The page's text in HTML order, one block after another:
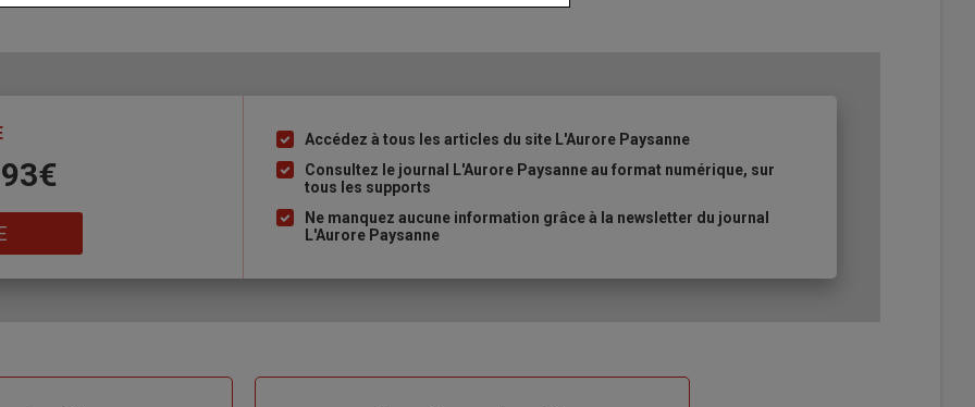
Liste
à
puce
Accédez à tous les articles du site L'Aurore Paysanne
Consultez le journal L'Aurore Paysanne au format numérique, sur
tous les supports
Ne manquez aucune information grâce à la newsletter du journal
L'Aurore Paysanne